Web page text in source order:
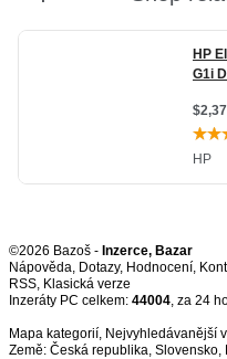
©2026 Bazoš - Inzerce, Bazar
Nápověda, Dotazy, Hodnocení,
RSS,
Inzeráty PC celkem: 44004, za 24
Mapa kategorií, Nejvyhledávanější
Země: Česká republika, Slovensko,